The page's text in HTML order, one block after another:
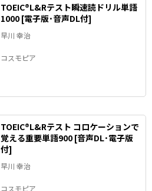
TOEIC®L&Rテスト瞬速読ドリル単語
1000 [電子版･音声DL付]
早川 幸治
コスモピア
TOEIC®L&Rテスト コロケーションで
覚える重要単語900 [音声DL･電子版
付]
早川 幸治
コスモピア